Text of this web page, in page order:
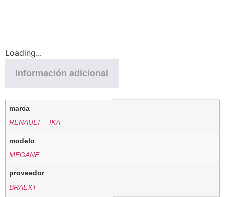
Loading...
Información adicional
marca
RENAULT – IKA
modelo
MEGANE
proveedor
BRAEXT